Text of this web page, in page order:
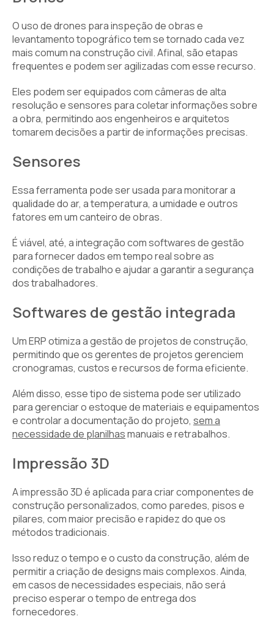
O uso de drones para inspeção de obras e
levantamento topográfico tem se tornado cada vez
mais comum na construção civil. Afinal, são etapas
frequentes e podem ser agilizadas com esse recurso.
Eles podem ser equipados com câmeras de alta
resolução e sensores para coletar informações sobre
a obra, permitindo aos engenheiros e arquitetos
tomarem decisões a partir de informações precisas.
Sensores
Essa ferramenta pode ser usada para monitorar a
qualidade do ar, a temperatura, a umidade e outros
fatores em um canteiro de obras.
É viável, até, a integração com softwares de gestão
para fornecer dados em tempo real sobre as
condições de trabalho e ajudar a garantir a segurança
dos trabalhadores.
Softwares de gestão integrada
Um ERP otimiza a gestão de projetos de construção,
permitindo que os gerentes de projetos gerenciem
cronogramas, custos e recursos de forma eficiente.
Além disso, esse tipo de sistema pode ser utilizado
para gerenciar o estoque de materiais e equipamentos
e controlar a documentação do projeto, sem a
necessidade de planilhasmanuais e retrabalhos.
Impressão 3D
A impressão 3D é aplicada para criar componentes de
construção personalizados, como paredes, pisos e
pilares, com maior precisão e rapidez do que os
métodos tradicionais.
Isso reduz o tempo e o custo da construção, além de
permitir a criação de designs mais complexos. Ainda,
em casos de necessidades especiais, não será
preciso esperar o tempo de entrega dos
fornecedores.